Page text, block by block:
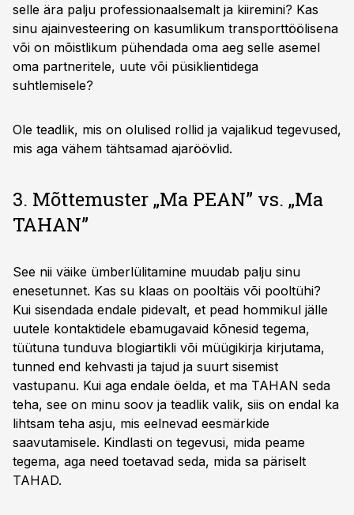
selle ära palju professionaalsemalt ja kiiremini? Kas
sinu ajainvesteering on kasumlikum transporttöölisena
või on mõistlikum pühendada oma aeg selle asemel
oma partneritele, uute või püsiklientidega
suhtlemisele?
Ole teadlik, mis on olulised rollid ja vajalikud tegevused,
mis aga vähem tähtsamad ajaröövlid.
3. Mõttemuster „Ma PEAN” vs. „Ma
TAHAN”
See nii väike ümberlülitamine muudab palju sinu
enesetunnet. Kas su klaas on pooltäis või pooltühi?
Kui sisendada endale pidevalt, et pead hommikul jälle
uutele kontaktidele ebamugavaid kõnesid tegema,
tüütuna tunduva blogiartikli või müügikirja kirjutama,
tunned end kehvasti ja tajud ja suurt sisemist
vastupanu. Kui aga endale öelda, et ma TAHAN seda
teha, see on minu soov ja teadlik valik, siis on endal ka
lihtsam teha asju, mis eelnevad eesmärkide
saavutamisele. Kindlasti on tegevusi, mida peame
tegema, aga need toetavad seda, mida sa päriselt
TAHAD.